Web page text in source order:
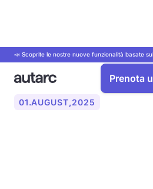
📣 Scoprite le nostre nuove funzionalità basate
Prenota
01.AUGUST,2025